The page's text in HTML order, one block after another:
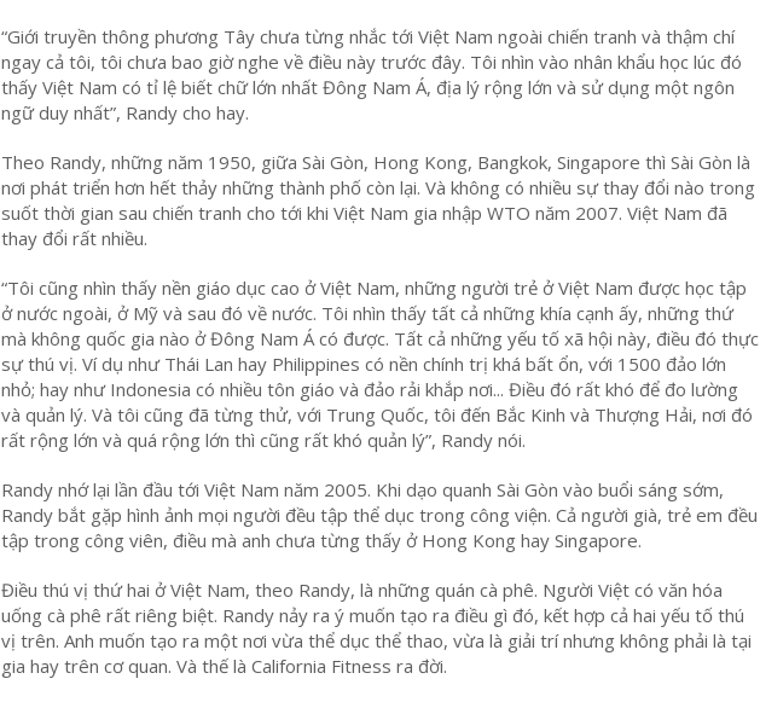
“Giới truyền thông phương Tây chưa từng nhắc tới Việt Nam ngoài chiến tranh và thậm chí
ngay cả tôi, tôi chưa bao giờ nghe về điều này trước đây. Tôi nhìn vào nhân khẩu học lúc đó
thấy Việt Nam có tỉ lệ biết chữ lớn nhất Đông Nam Á, địa lý rộng lớn và sử dụng một ngôn
ngữ duy nhất”, Randy cho hay.
Theo Randy, những năm 1950, giữa Sài Gòn, Hong Kong, Bangkok, Singapore thì Sài Gòn là
nơi phát triển hơn hết thảy những thành phố còn lại. Và không có nhiều sự thay đổi nào trong
suốt thời gian sau chiến tranh cho tới khi Việt Nam gia nhập WTO năm 2007. Việt Nam đã
thay đổi rất nhiều.
“Tôi cũng nhìn thấy nền giáo dục cao ở Việt Nam, những người trẻ ở Việt Nam được học tập
ở nước ngoài, ở Mỹ và sau đó về nước. Tôi nhìn thấy tất cả những khía cạnh ấy, những thứ
mà không quốc gia nào ở Đông Nam Á có được. Tất cả những yếu tố xã hội này, điều đó thực
sự thú vị. Ví dụ như Thái Lan hay Philippines có nền chính trị khá bất ổn, với 1500 đảo lớn
nhỏ; hay như Indonesia có nhiều tôn giáo và đảo rải khắp nơi... Điều đó rất khó để đo lường
và quản lý. Và tôi cũng đã từng thử, với Trung Quốc, tôi đến Bắc Kinh và Thượng Hải, nơi đó
rất rộng lớn và quá rộng lớn thì cũng rất khó quản lý”, Randy nói.
Randy nhớ lại lần đầu tới Việt Nam năm 2005. Khi dạo quanh Sài Gòn vào buổi sáng sớm,
Randy bắt gặp hình ảnh mọi người đều tập thể dục trong công viện. Cả người già, trẻ em đều
tập trong công viên, điều mà anh chưa từng thấy ở Hong Kong hay Singapore.
Điều thú vị thứ hai ở Việt Nam, theo Randy, là những quán cà phê. Người Việt có văn hóa
uống cà phê rất riêng biệt. Randy nảy ra ý muốn tạo ra điều gì đó, kết hợp cả hai yếu tố thú
vị trên. Anh muốn tạo ra một nơi vừa thể dục thể thao, vừa là giải trí nhưng không phải là tại
gia hay trên cơ quan. Và thế là California Fitness ra đời.